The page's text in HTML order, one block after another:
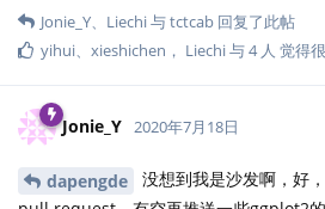
Jonie_Y、 Liechi与tctcab 回复了此帖
yihui、 xieshichen ， Liechi与4人 觉得
Jonie_Y 2020年7月18日
dapengde
没想到我是沙发啊，好